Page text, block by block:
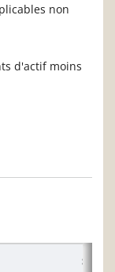
non
d'actif moins
$/